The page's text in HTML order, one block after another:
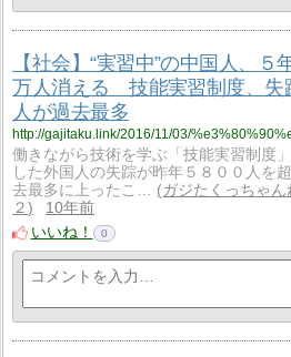
【社会】“実習中”の中国人、５
万人消える 技能実習制度、失
人が過去最多
働きながら技術を学ぶ「技能実習制度
した外国人の失踪が昨年５８００人を
去最多に上ったこ…
ガジたくっちゃん
２
10年前
いいね！
0